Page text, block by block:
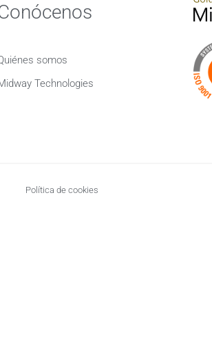
somos
Technologies
Política de cookies